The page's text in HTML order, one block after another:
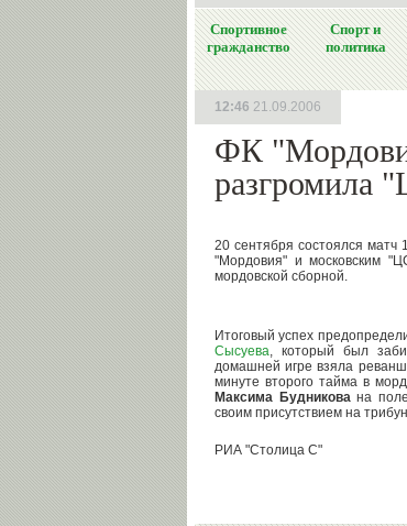
Спортивное
гражданство
Спорт и
политика
ФК
разгромила
12:46 21.09.2006
20 сентября состоялся
"Мордовия" и московским
мордовской сборной.
Итоговый успех
Сысуева, который был
домашней игре взяла
минуте второго тайма в
Максима Будникована
своим присутствием на
РИА "Столица С"